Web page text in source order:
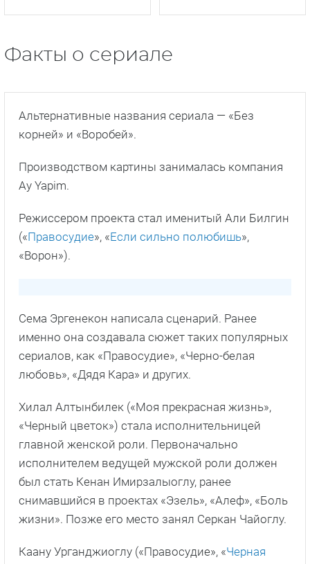
Факты о сериале
Альтернативные названия сериала — «Без
корней» и «Воробей».
Производством картины занималась компания
Ay Yapim.
Режиссером проекта стал именитый Али Билгин
(«Правосудие», «Если сильно полюбишь»,
«Ворон»).
Сема Эргенекон написала сценарий. Ранее
именно она создавала сюжет таких популярных
сериалов, как «Правосудие», «Черно-белая
любовь», «Дядя Кара» и других.
Хилал Алтынбилек («Моя прекрасная жизнь»,
«Черный цветок») стала исполнительницей
главной женской роли. Первоначально
исполнителем ведущей мужской роли должен
был стать Кенан Имирзалыоглу, ранее
снимавшийся в проектах «Эзель», «Алеф», «Боль
жизни». Позже его место занял Серкан Чайоглу.
Каану Урганджиоглу («Правосудие», «Черная